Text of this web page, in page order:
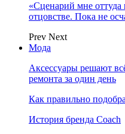
«Сценарий мне оттуда
отцовстве. Пока не
Prev Next
Мода
Аксессуары решают
ремонта за один день
Как правильно
История бренда Coach